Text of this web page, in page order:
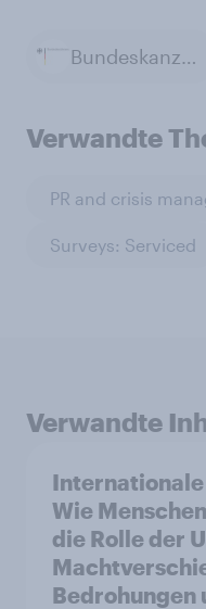
Bundeskanzleramt
Verwandte
PR and crisis
Surveys: Serviced
Verwandte
Wie
die Rolle der
Bedrohungen